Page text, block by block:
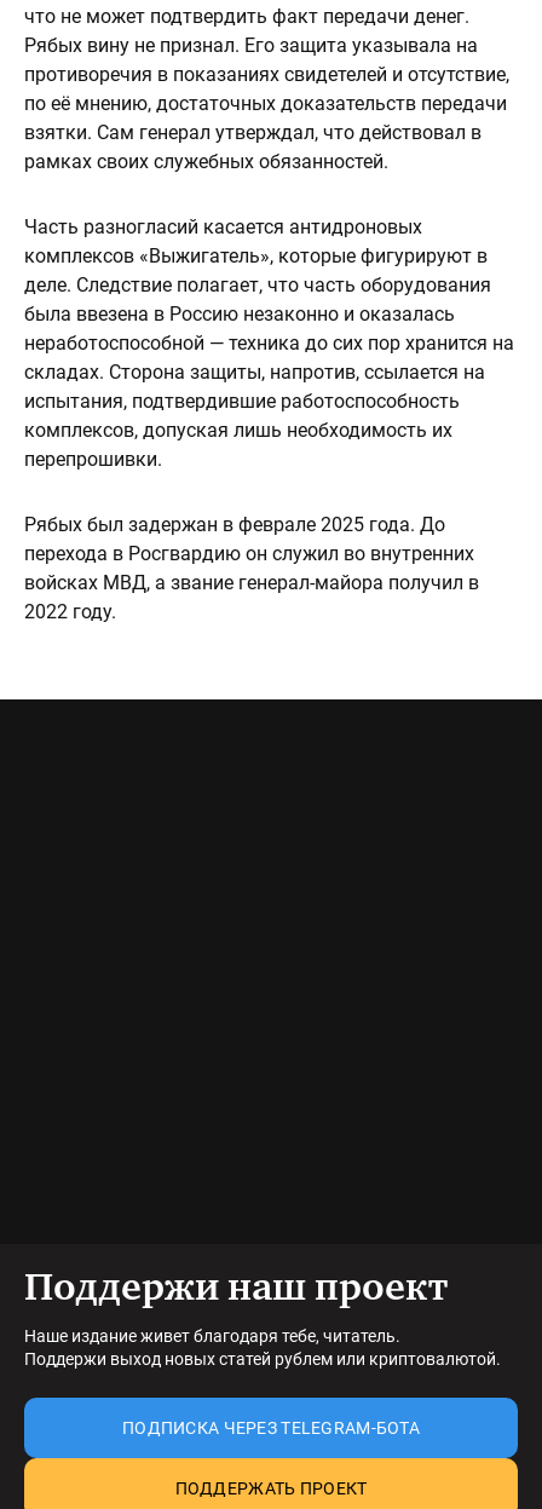
что не может подтвердить факт передачи денег.
Рябых вину не признал. Его защита указывала на
противоречия в показаниях свидетелей и отсутствие,
по её мнению, достаточных доказательств передачи
взятки. Сам генерал утверждал, что действовал в
рамках своих служебных обязанностей.
Часть разногласий касается антидроновых
комплексов «Выжигатель», которые фигурируют в
деле. Следствие полагает, что часть оборудования
была ввезена в Россию незаконно и оказалась
неработоспособной — техника до сих пор хранится на
складах. Сторона защиты, напротив, ссылается на
испытания, подтвердившие работоспособность
комплексов, допуская лишь необходимость их
перепрошивки.
Рябых был задержан в феврале 2025 года. До
перехода в Росгвардию он служил во внутренних
войсках МВД, а звание генерал-майора получил в
2022 году.
Поддержи наш проект
Наше издание живет благодаря тебе, читатель.
Поддержи выход новых статей рублем или криптовалютой.
ПОДПИСКА ЧЕРЕЗ TELEGRAM-БОТА
ПОДДЕРЖАТЬ ПРОЕКТ